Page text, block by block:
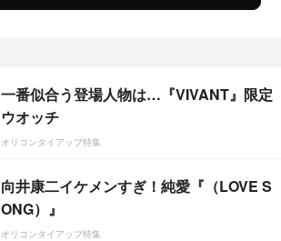
一番似合う登場人物は…『VIVANT』限定
ウオッチ
オリコンタイアップ特集
向井康二イケメンすぎ！純愛『（LOVE S
ONG）』
オリコンタイアップ特集